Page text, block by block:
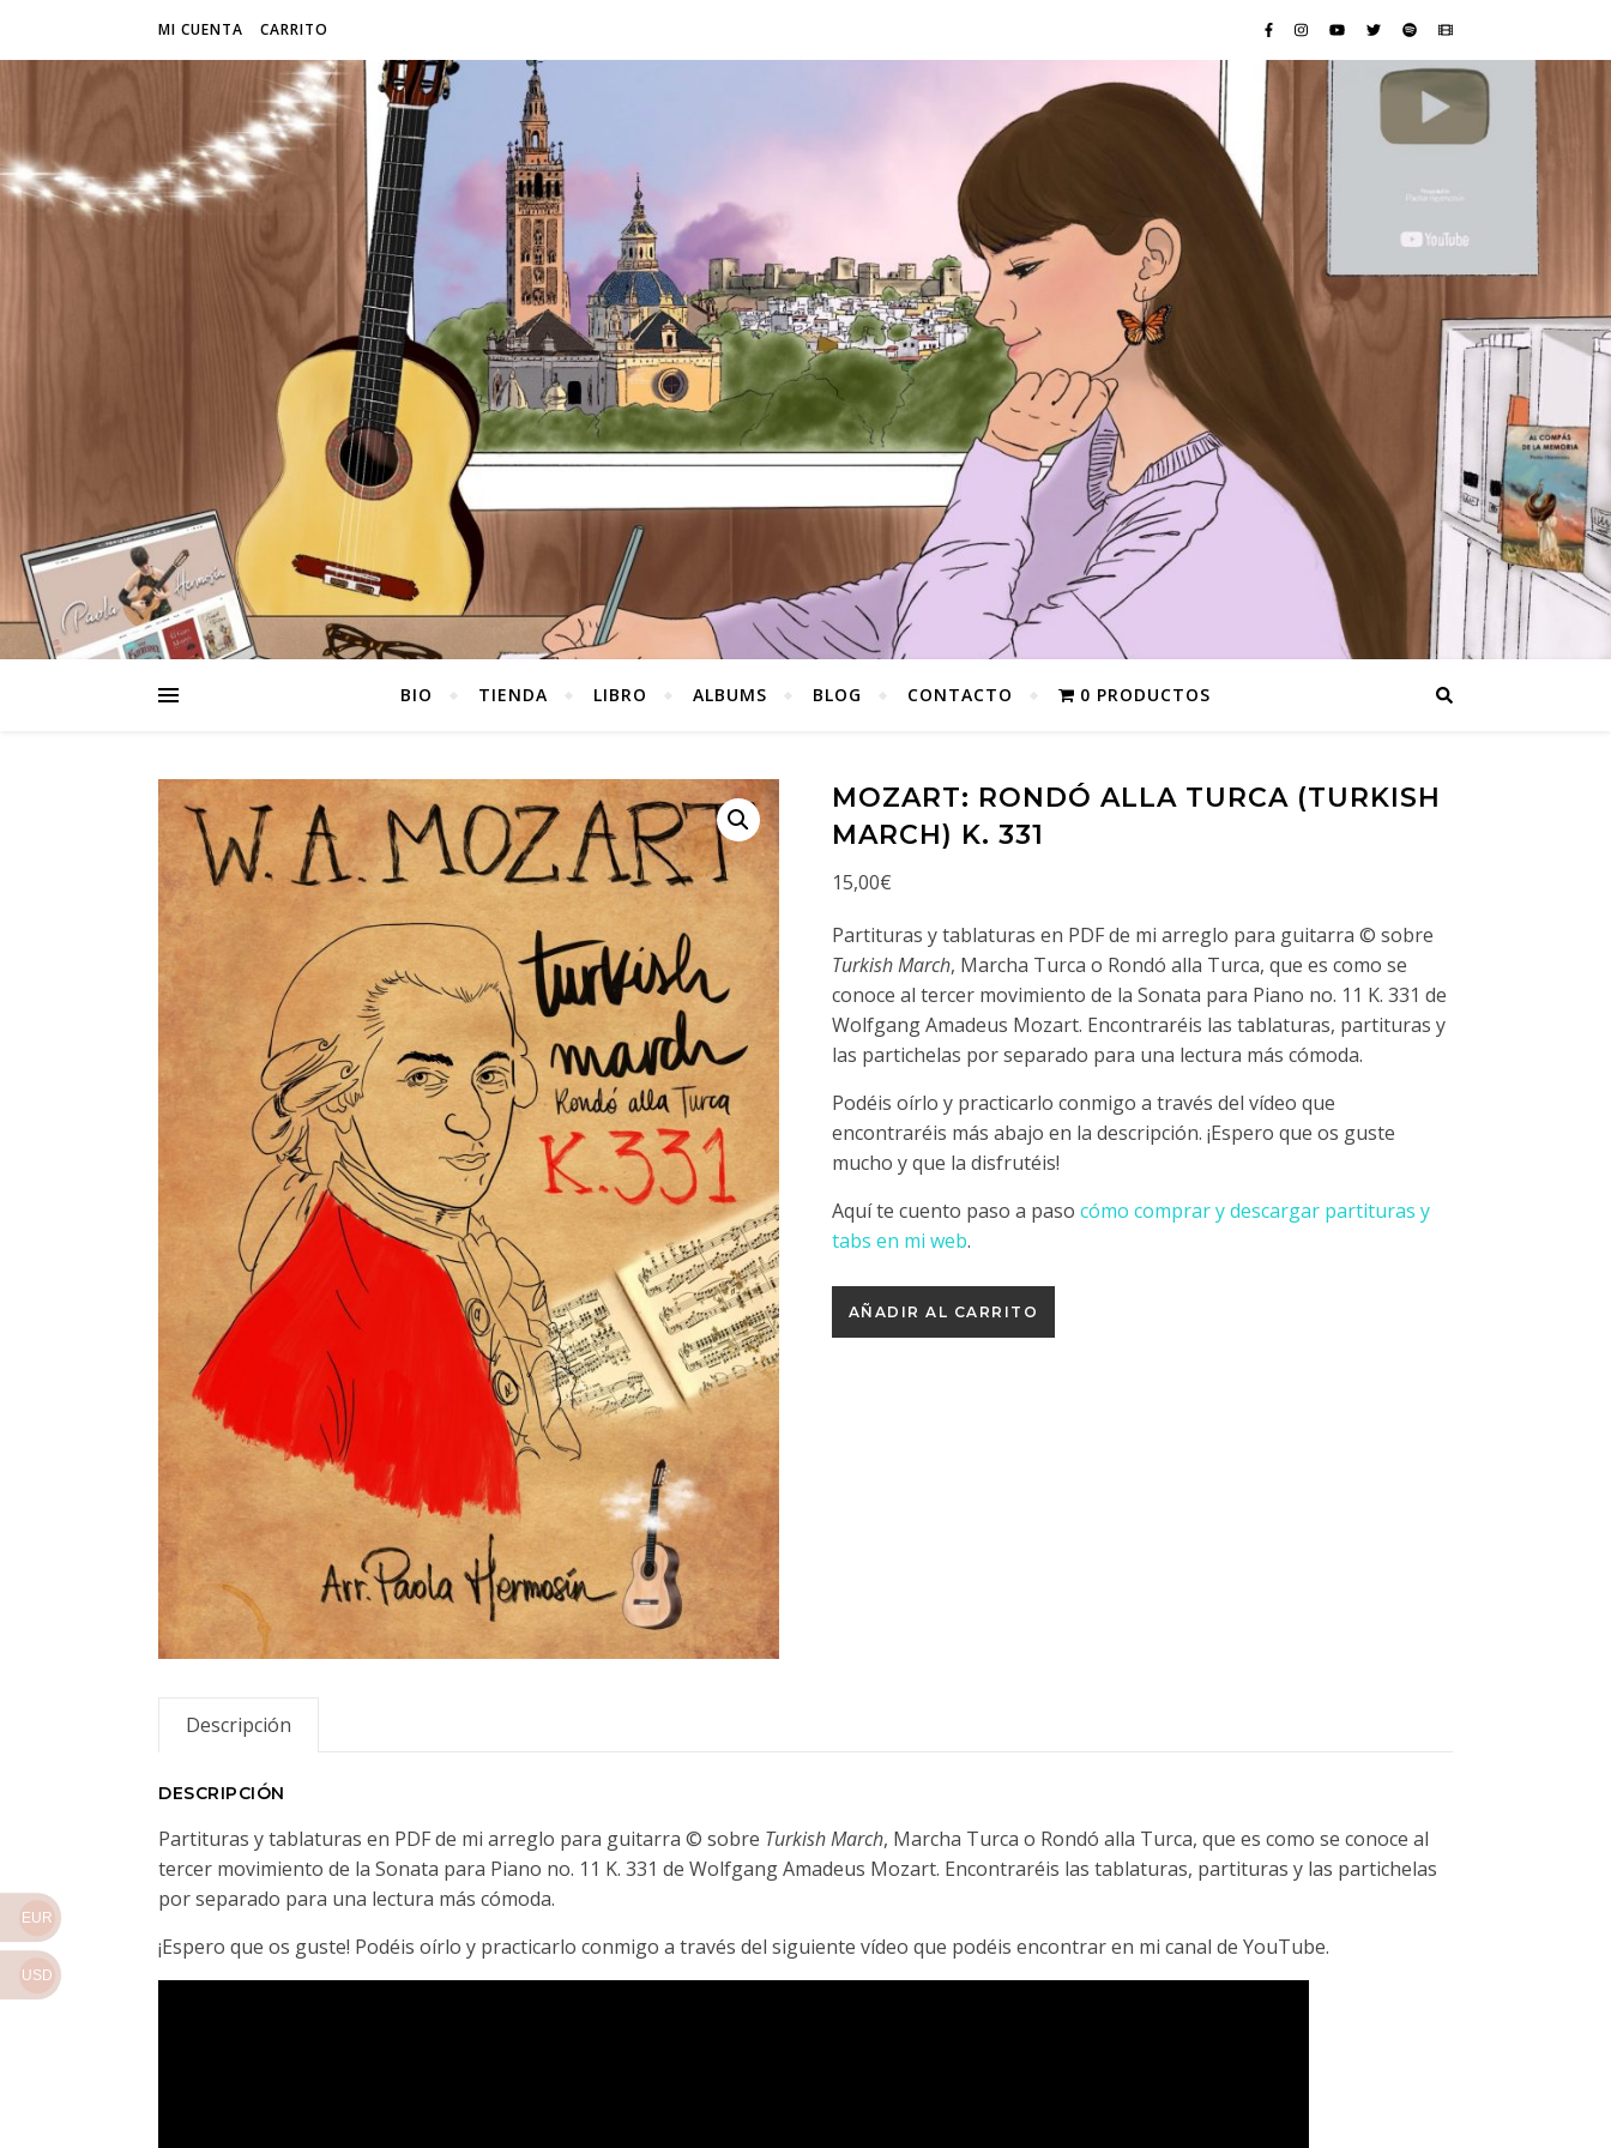
MI CUENTA CARRITO
BIO TIENDA LIBRO ALBUMS BLOG CONTACTO 0 PRODUCTOS
MOZART: RONDÓ ALLA TURCA (TURKISH
MARCH) K. 331
15,00€
Partituras y tablaturas en PDF de mi arreglo para guitarra © sobre
Turkish March, Marcha Turca o Rondó alla Turca, que es como se
conoce al tercer movimiento de la Sonata para Piano no. 11 K. 331 de
Wolfgang Amadeus Mozart. Encontraréis las tablaturas, partituras y
las partichelas por separado para una lectura más cómoda.
Podéis oírlo y practicarlo conmigo a través del vídeo que
encontraréis más abajo en la descripción. ¡Espero que os guste
mucho y que la disfrutéis!
Aquí te cuento paso a paso cómo comprar y descargar partituras y
tabs en mi web.
MOZART: Rondó alla Turca (Turkish March) K. 331 cantidad
AÑADIR AL CARRITO
Descripción
DESCRIPCIÓN
Partituras y tablaturas en PDF de mi arreglo para guitarra © sobre Turkish March, Marcha Turca o Rondó alla Turca, que es como se conoce al
tercer movimiento de la Sonata para Piano no. 11 K. 331 de Wolfgang Amadeus Mozart. Encontraréis las tablaturas, partituras y las partichelas
por separado para una lectura más cómoda.
¡Espero que os guste! Podéis oírlo y practicarlo conmigo a través del siguiente vídeo que podéis encontrar en mi canal de YouTube.
EUR
USD